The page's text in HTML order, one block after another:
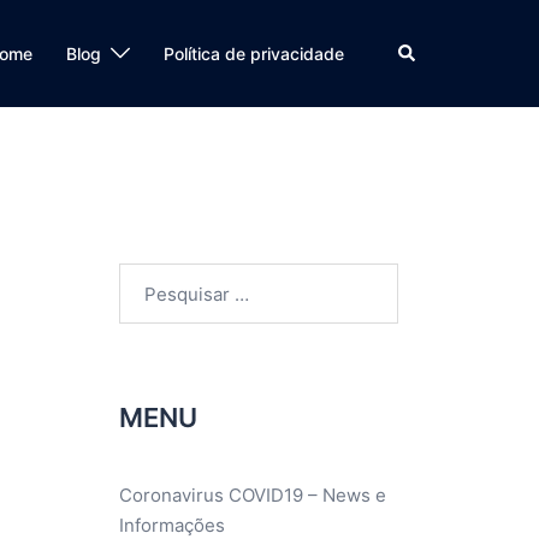
Blog Política de privacidade Search
por:
MENU
Coronavirus COVID19 – News e
Informações